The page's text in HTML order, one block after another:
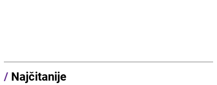
/ Najčitanije